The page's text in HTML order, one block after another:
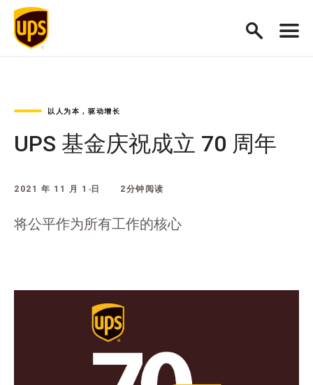
以人为本，驱动增长
UPS 基金庆祝成立 70 周年
2021 年 11 月 1 日 2分钟阅读
将公平作为所有工作的核心